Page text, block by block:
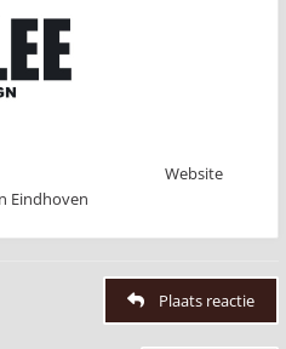
Website
Eindhoven
Plaats reactie